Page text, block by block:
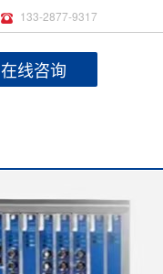
133-2877-9317
在线咨询